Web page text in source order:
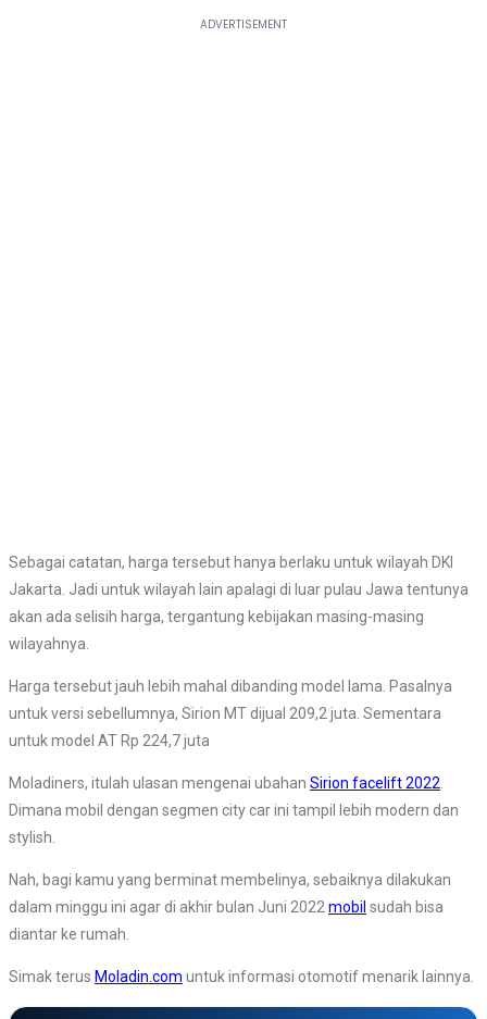
Sebagai catatan, harga tersebut hanya berlaku untuk wilayah DKI
Jakarta. Jadi untuk wilayah lain apalagi di luar pulau Jawa tentunya
akan ada selisih harga, tergantung kebijakan masing-masing
wilayahnya.
Harga tersebut jauh lebih mahal dibanding model lama. Pasalnya
untuk versi sebellumnya, Sirion MT dijual 209,2 juta. Sementara
untuk model AT Rp 224,7 juta
Moladiners, itulah ulasan mengenai ubahan Sirion facelift 2022.
Dimana mobil dengan segmen city car ini tampil lebih modern dan
stylish.
Nah, bagi kamu yang berminat membelinya, sebaiknya dilakukan
dalam minggu ini agar di akhir bulan Juni 2022mobil sudah bisa
diantar ke rumah.
Simak terus Moladin.com untuk informasi otomotif menarik lainnya.